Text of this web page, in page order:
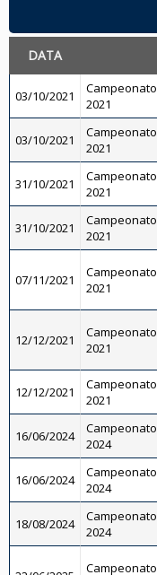
DATA
03/10/2021
2021
03/10/2021
2021
31/10/2021
2021
31/10/2021
2021
07/11/2021
2021
12/12/2021
2021
12/12/2021
2021
16/06/2024
2024
16/06/2024
2024
18/08/2024
2024